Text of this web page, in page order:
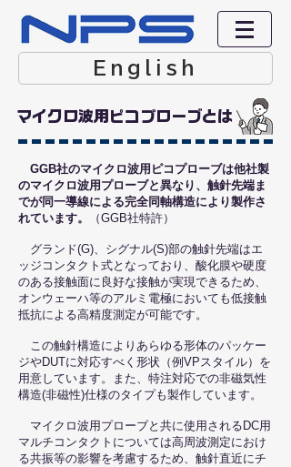
English
マイクロ波用ピコプローブとは
GGB社のマイクロ波用ピコプローブは他社製
のマイクロ波用プローブと異なり、触針先端ま
でが同一導線による完全同軸構造により製作さ
れています。
（GGB社特許）
グランド(G)、シグナル(S)部の触針先端はエ
ッジコンタクト式となっており、酸化膜や硬度
のある接触面に良好な接触が実現できるため、
オンウェーハ等のアルミ電極においても低接触
抵抗による高精度測定が可能です。
この触針構造によりあらゆる形体のパッケー
ジやDUTに対応すべく形状（例VPスタイル）を
用意しています。また、 特注対応での非磁気性
構造(非磁性)仕様のタイプも製作しています。
マイクロ波用プローブと共に使用されるDC用
マルチコンタクトについては高周波測定におけ
る共振等の影響を考慮するため、触針直近にチ